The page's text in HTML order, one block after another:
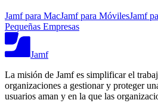
Jamf para MacJamf para MóvilesJamf
Pequeñas Empresas
Jamf
La misión de Jamf es simplificar el
organizaciones a gestionar y proteger
usuarios aman y en la que las